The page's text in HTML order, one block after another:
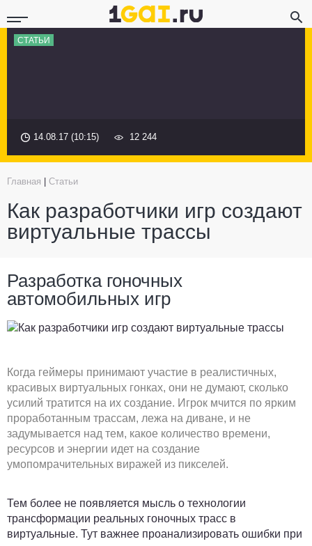
СТАТЬИ
14.08.17 (10:15) 12 244
Главная Статьи
Как разработчики игр создают
виртуальные трассы
Разработка гоночных
автомобильных игр
Когда геймеры принимают участие в реалистичных,
красивых виртуальных гонках, они не думают, сколько
усилий тратится на их создание. Игрок мчится по ярким
проработанным трассам, лежа на диване, и не
задумывается над тем, какое количество времени,
ресурсов и энергии идет на создание
умопомрачительных виражей из пикселей.
Тем более не появляется мысль о технологии
трансформации реальных гоночных трасс в
виртуальные. Тут важнее проанализировать ошибки при